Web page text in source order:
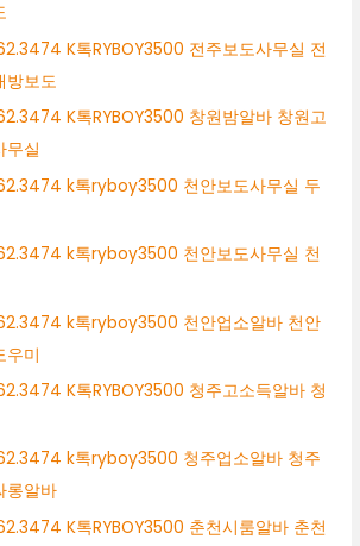
K톡RYBOY3500 전주보도사무실 전
방보도
K톡RYBOY3500 창원밤알바 창원고
무실
k톡ryboy3500 천안보도사무실 두
k톡ryboy3500 천안보도사무실 천
k톡ryboy3500 천안업소알바 천안
우미
K톡RYBOY3500 청주고소득알바 청
k톡ryboy3500 청주업소알바 청주
롱알바
K톡RYBOY3500 춘천시룸알바 춘천